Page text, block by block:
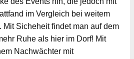
im Vergleich bei weitem
Mit Sicheheit findet man auf dem
Ruhe als hier im Dorf! Mit
Nachwächter mit